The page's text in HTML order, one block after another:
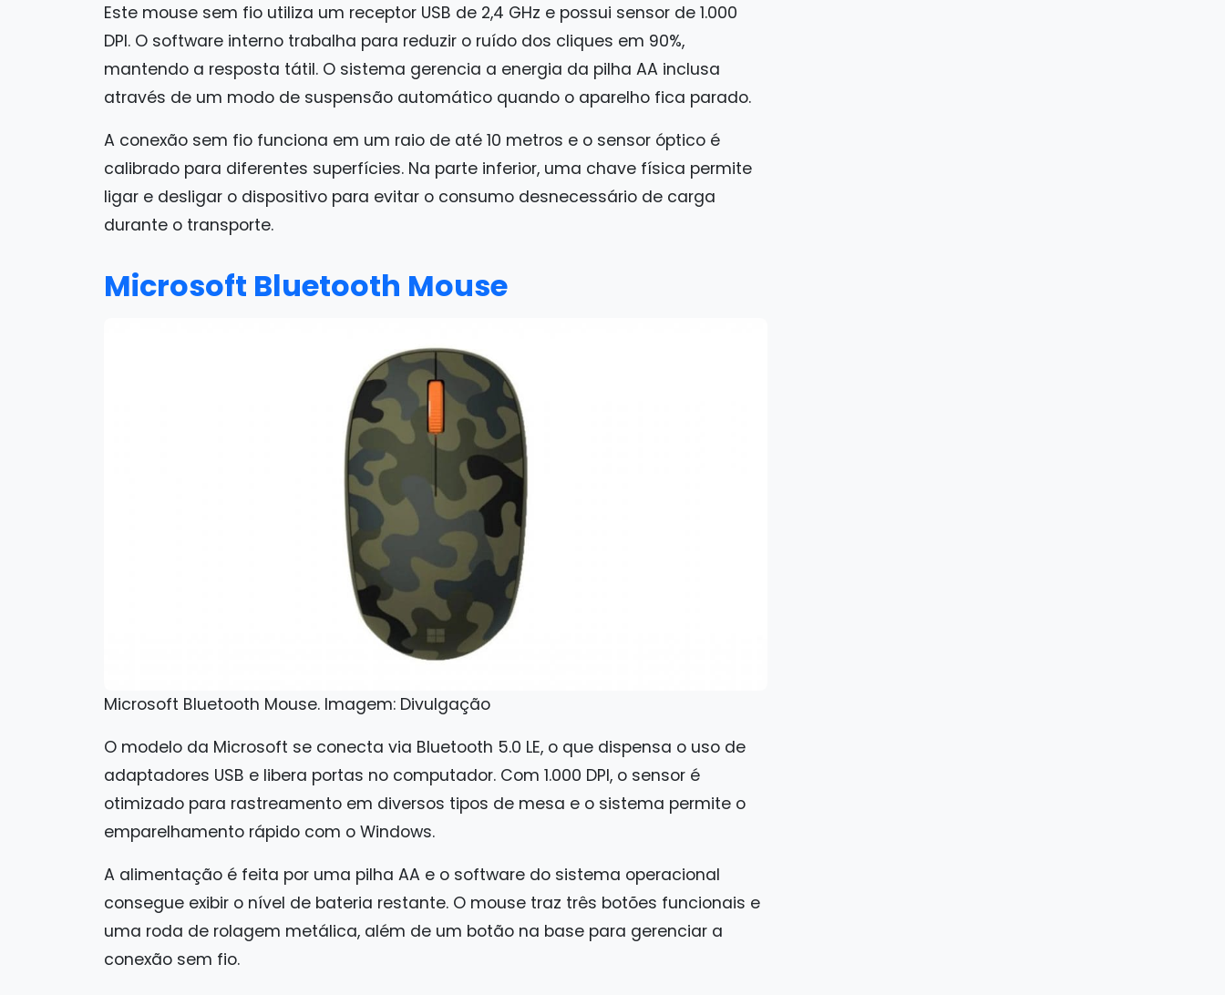
Este mouse sem fio utiliza um receptor USB de 2,4 GHz e possui sensor de 1.000
DPI. O software interno trabalha para reduzir o ruído dos cliques em 90%,
mantendo a resposta tátil. O sistema gerencia a energia da pilha AA inclusa
através de um modo de suspensão automático quando o aparelho fica parado.
A conexão sem fio funciona em um raio de até 10 metros e o sensor óptico é
calibrado para diferentes superfícies. Na parte inferior, uma chave física permite
ligar e desligar o dispositivo para evitar o consumo desnecessário de carga
durante o transporte.
Microsoft Bluetooth Mouse
Microsoft Bluetooth Mouse. Imagem: Divulgação
O modelo da Microsoft se conecta via Bluetooth 5.0 LE, o que dispensa o uso de
adaptadores USB e libera portas no computador. Com 1.000 DPI, o sensor é
otimizado para rastreamento em diversos tipos de mesa e o sistema permite o
emparelhamento rápido com o Windows.
A alimentação é feita por uma pilha AA e o software do sistema operacional
consegue exibir o nível de bateria restante. O mouse traz três botões funcionais e
uma roda de rolagem metálica, além de um botão na base para gerenciar a
conexão sem fio.